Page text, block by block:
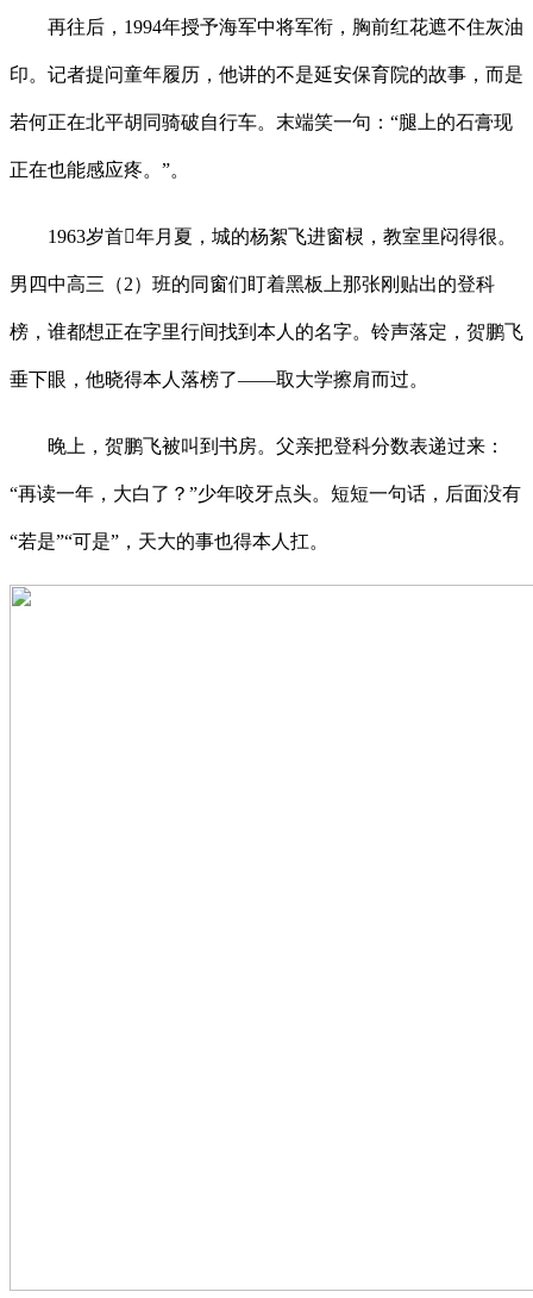
再往后，1994年授予海军中将军衔，胸前红花遮不住灰油
印。记者提问童年履历，他讲的不是延安保育院的故事，而是
若何正在北平胡同骑破自行车。末端笑一句：“腿上的石膏现
正在也能感应疼。”。
1963岁首年月夏，城的杨絮飞进窗棂，教室里闷得很。
男四中高三（2）班的同窗们盯着黑板上那张刚贴出的登科
榜，谁都想正在字里行间找到本人的名字。铃声落定，贺鹏飞
垂下眼，他晓得本人落榜了——取大学擦肩而过。
晚上，贺鹏飞被叫到书房。父亲把登科分数表递过来：
“再读一年，大白了？”少年咬牙点头。短短一句话，后面没有
“若是”“可是”，天大的事也得本人扛。